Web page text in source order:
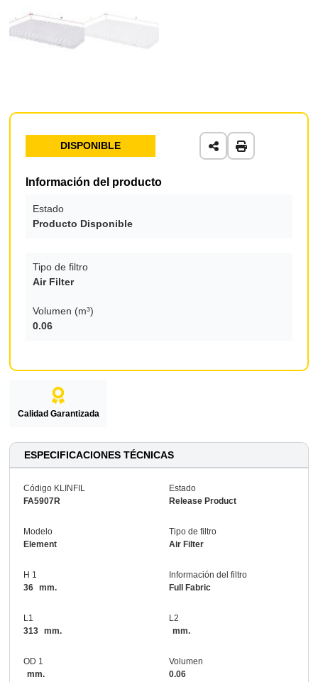
DISPONIBLE
Información del producto
Estado
Producto Disponible
Tipo de filtro
Air Filter
Volumen (m³)
0.06
Calidad Garantizada
ESPECIFICACIONES TÉCNICAS
Código KLINFIL
FA5907R
Estado
Release Product
Modelo
Element
Tipo de filtro
Air Filter
H 1
36 mm.
Información del filtro
Full Fabric
L1
313 mm.
L2
mm.
OD 1
mm.
Volumen
0.06